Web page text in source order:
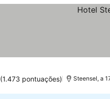
(1.473 pontuações) Steensel, a